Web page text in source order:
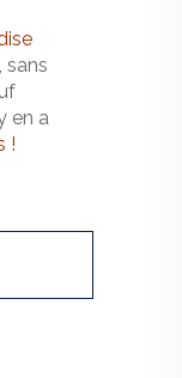
sans
en a
!